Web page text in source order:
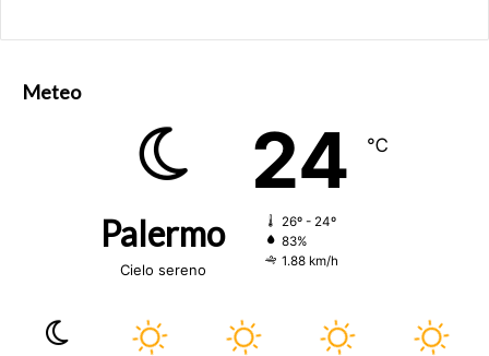
Meteo
Palermo
Cielo sereno
24 ℃
26º - 24º
83%
1.88 km/h